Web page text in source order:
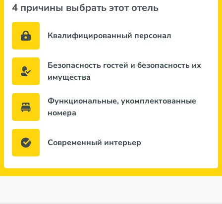
4 причины выбрать этот отель
Квалифицированный персонал
Безопасность гостей и безопасность их
имущества
Функциональные, укомплектованные
номера
Современный интерьер